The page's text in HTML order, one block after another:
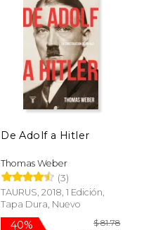
40%
dcto. $
De Adolf a Hitler
Thomas Weber
(3)
TAURUS, 2018, 1 Edición,
Tapa Dura, Nuevo